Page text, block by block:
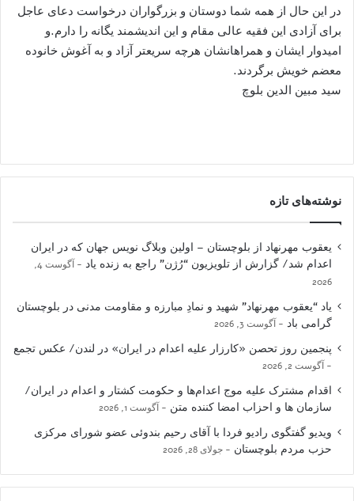
در این حال از همه شما دوستان و بزرگواران درخواست دعای عاجل
برای آزادی این فقیه عالی مقام و این اندیشمند یگانه را دارم.و
امیدوار ایشان و همراهانشان هرچه سریعتر آزاد و به آغوش خانوده
معضم خویش برگردند.
سید مبین الدین بلوچ
نوشته‌های تازه
یعقوب مهرنهاد از بلوچستان – اولین وبلاگ نویس جهان که در ایران
اعدام شد/ گزارش از تلویزیون “رُژن” راجع به زنده یاد
آگوست 4,
2026
یاد “یعقوب مهرنهاد” شهید و نمادِ مبارزه و مقاومت مدنی در بلوچستان
گرامی باد
آگوست 3, 2026
پنجمین روز تحصن «کارزار علیه اعدام در ایران» در لندن/ عکس تجمع
آگوست 2, 2026
اقدام مشترک علیه موج اعدام‌ها و حکومت کشتار و اعدام در ایران/
سازمان ها و احزاب امضا کننده متن
آگوست 1, 2026
ویدیو گفتگوی رادیو فردا با آقای رحیم بندوئی عضو شورای مرکزی
حزب مردم بلوچستان
جولای 28, 2026